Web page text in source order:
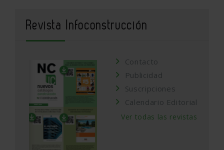
Revista Infoconstrucción
Contacto
Publicidad
Suscripciones
Calendario Editorial
Ver todas las revistas